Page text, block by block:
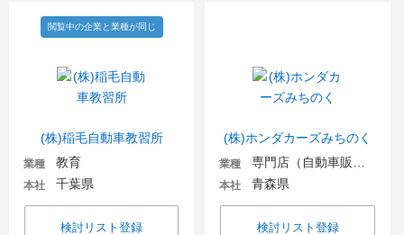
(株)稲毛自動車教習所
閲覧中の企業と業種が同じ
業種 教育
本社 千葉県
検討リスト登録
(株)ホンダカーズみちのく
業種
本社 青森県
検討リスト登録